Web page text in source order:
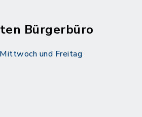
Bürgerbüro
und Freitag